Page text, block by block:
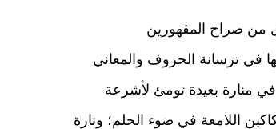
من صراخ المقهورين
في ترسانة الحروف والمعاني
في منارة بعيدة تومئ لأشرعة
اللامعة في ضوء الحلم؛ وتارة